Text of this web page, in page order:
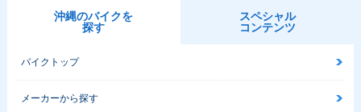
沖縄のバイクを
探す
スペシャル
コンテンツ
バイクトップ
メーカーから探す